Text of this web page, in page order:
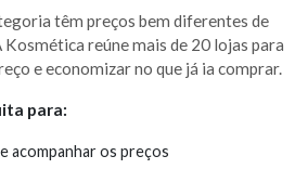
(55%)
H2O
Economize R$ 21,50 (17%)
Lavant 200 ml
têm preços bem diferentes de
reúne mais de 20 lojas para
e economizar no que já ia comprar.
para:
acompanhar os preços